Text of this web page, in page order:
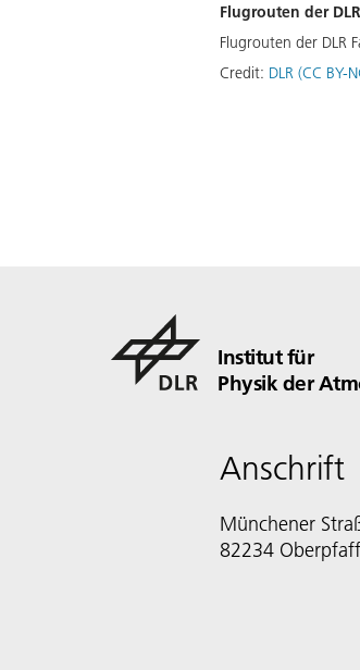
Flugrouten der
Flugrouten der DLR
Credit: DLR (CC BY-
Institut für
Physik der
Anschrift
Münchener
82234